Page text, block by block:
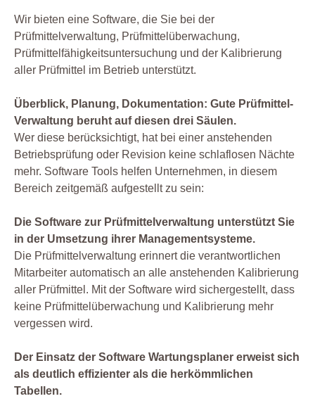
Wir bieten eine Software, die Sie bei der
Prüfmittelverwaltung, Prüfmittelüberwachung,
Prüfmittelfähigkeitsuntersuchung und der Kalibrierung
aller Prüfmittel im Betrieb unterstützt.
Überblick, Planung, Dokumentation: Gute Prüfmittel-
Verwaltung beruht auf diesen drei Säulen.
Wer diese berücksichtigt, hat bei einer anstehenden
Betriebsprüfung oder Revision keine schlaflosen Nächte
mehr. Software Tools helfen Unternehmen, in diesem
Bereich zeitgemäß aufgestellt zu sein:
Die Software zur Prüfmittelverwaltung unterstützt Sie
in der Umsetzung ihrer Managementsysteme.
Die Prüfmittelverwaltung erinnert die verantwortlichen
Mitarbeiter automatisch an alle anstehenden Kalibrierung
aller Prüfmittel. Mit der Software wird sichergestellt, dass
keine Prüfmittelüberwachung und Kalibrierung mehr
vergessen wird.
Der Einsatz der Software Wartungsplaner erweist sich
als deutlich effizienter als die herkömmlichen
Tabellen.